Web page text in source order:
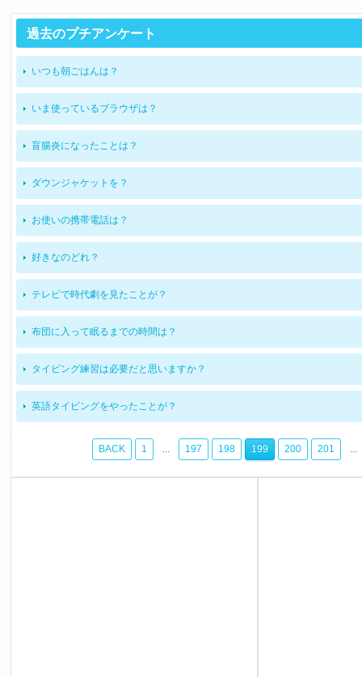
過去のプチアンケート
いつも朝ごはんは？
いま使っているブラウザは？
盲腸炎になったことは？
ダウンジャケットを？
お使いの携帯電話は？
好きなのどれ？
テレビで時代劇を見たことが？
布団に入って眠るまでの時間は？
タイピング練習は必要だと思いますか？
英語タイピングをやったことが？
BACK 1 ... 197 198 199 200 201 ...